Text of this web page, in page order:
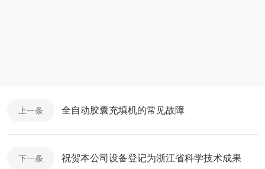
上一条 全自动胶囊充填机的常见故障
下一条 祝贺本公司设备登记为浙江省科学技术成果